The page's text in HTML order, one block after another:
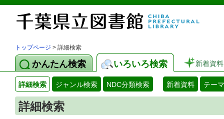
トップページ > 詳細検索
かんたん検索 いろいろ検索 新着資料
詳細検索 ジャンル検索 NDC分類検索 新着資料 テー
詳細検索